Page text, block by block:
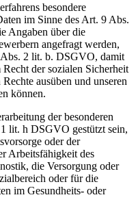
besondere
im Sinne des Art. 9 Abs.
Angaben über die
angefragt werden,
2 lit. b. DSGVO, damit
der sozialen Sicherheit
ausüben und unseren
können.
der besonderen
lit. h DSGVO gestützt sein,
oder der
Arbeitsfähigkeit des
die Versorgung oder
oder für die
im Gesundheits- oder